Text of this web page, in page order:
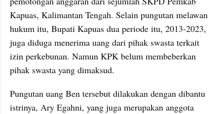
Kapuas, Kalimantan Tengah. Selain pungutan melawan
hukum itu, Bupati Kapuas dua periode itu, 2013-2023,
juga diduga menerima uang dari pihak swasta terkait
izin perkebunan. Namun KPK belum membeberkan
pihak swasta yang dimaksud.
Pungutan uang Ben tersebut dilakukan dengan dibantu
istrinya, Ary Egahni, yang juga merupakan anggota